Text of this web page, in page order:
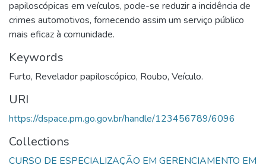
papiloscópicas em veículos, pode-se reduzir a incidência de
crimes automotivos, fornecendo assim um serviço público
mais eficaz à comunidade.
Keywords
Furto, Revelador papiloscópico, Roubo, Veículo.
URI
https://dspace.pm.go.gov.br/handle/123456789/6096
Collections
CURSO DE ESPECIALIZAÇÃO EM GERENCIAMENTO EM